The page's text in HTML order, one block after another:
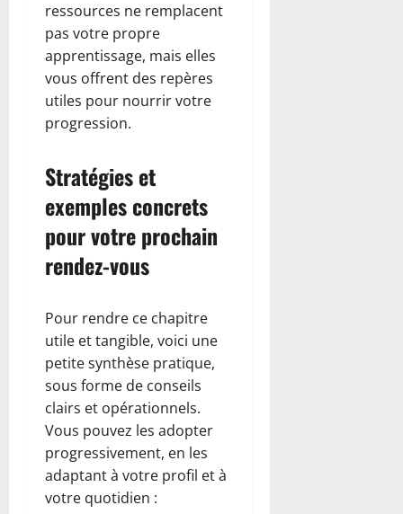
ressources ne remplacent
pas votre propre
apprentissage, mais elles
vous offrent des repères
utiles pour nourrir votre
progression.
Stratégies et
exemples concrets
pour votre prochain
rendez-vous
Pour rendre ce chapitre
utile et tangible, voici une
petite synthèse pratique,
sous forme de conseils
clairs et opérationnels.
Vous pouvez les adopter
progressivement, en les
adaptant à votre profil et à
votre quotidien :